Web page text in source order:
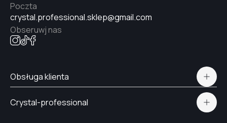
crystal.professional.sklep@gmail.com
Poczta
Obseruwj nas
Obsługa klienta
Dostawa i płatność
Crystal-professional